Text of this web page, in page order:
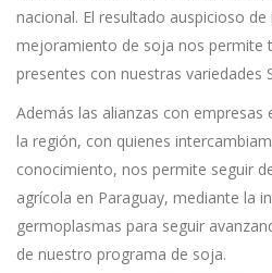
nacional. El resultado auspicioso
mejoramiento de soja nos permite
presentes con nuestras variedades
Además las alianzas con empresas
la región, con quienes
conocimiento, nos permite seguir
agrícola en Paraguay, mediante la
germoplasmas para seguir
de nuestro programa de soja.